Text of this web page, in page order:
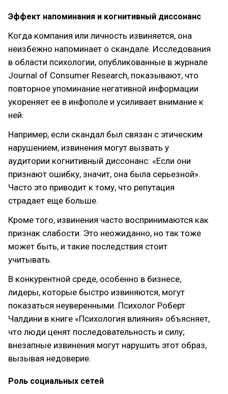
Эффект напоминания и когнитивный диссонанс
Когда компания или личность извиняется, она
неизбежно напоминает о скандале. Исследования
в области психологии, опубликованные в журнале
Journal of Consumer Research, показывают, что
повторное упоминание негативной информации
укореняет ее в инфополе и усиливает внимание к
ней.
Например, если скандал был связан с этическим
нарушением, извинения могут вызвать у
аудитории когнитивный диссонанс: «Если они
признают ошибку, значит, она была серьезной».
Часто это приводит к тому, что репутация
страдает еще больше.
Кроме того, извинения часто воспринимаются как
признак слабости. Это неожиданно, но так тоже
может быть, и такие последствия стоит
учитывать.
В конкурентной среде, особенно в бизнесе,
лидеры, которые быстро извиняются, могут
показаться неуверенными. Психолог Роберт
Чалдини в книге «Психология влияния» объясняет,
что люди ценят последовательность и силу;
внезапные извинения могут нарушить этот образ,
вызывая недоверие.
Роль социальных сетей